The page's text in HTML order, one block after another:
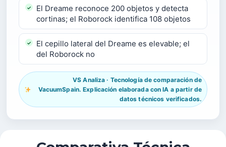
El Dreame reconoce 200 objetos y detecta
cortinas; el Roborock identifica 108 objetos
El cepillo lateral del Dreame es elevable; el
del Roborock no
VS Analiza · Tecnología de comparación de
VacuumSpain. Explicación elaborada con IA a partir de
datos técnicos verificados.